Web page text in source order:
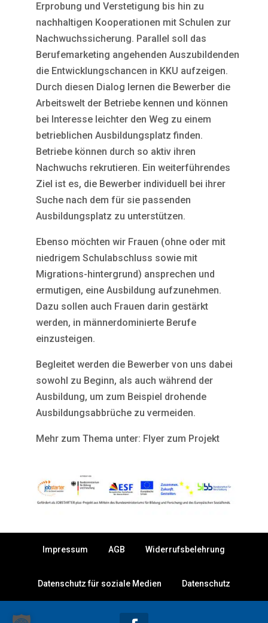
Erprobung und Verstetigung bis hin zu
nachhaltigen Kooperationen mit Schulen zur
Nachwuchssicherung. Parallel soll das
Berufemarketing angehenden Auszubildenden
die Entwicklungschancen in KKU aufzeigen.
Durch diesen Dialog lernen die Bewerber die
Arbeitswelt der Betriebe kennen und können
bei Interesse leichter den Weg zu einem
betrieblichen Ausbildungsplatz finden.
Betriebe können durch so aktiv ihren
Nachwuchs rekrutieren. Ein weiterführendes
Ziel ist es, die Bewerber individuell bei ihrer
Suche nach dem für sie passenden
Ausbildungsplatz zu unterstützen.
Ebenso möchten wir Frauen (ohne oder mit
niedrigem Schulabschluss sowie mit
Migrations-hintergrund) ansprechen und
ermutigen, eine Ausbildung aufzunehmen.
Dazu sollen auch Frauen darin gestärkt
werden, in männerdominierte Berufe
einzusteigen.
Begleitet werden die Bewerber von uns dabei
sowohl zu Beginn, als auch während der
Ausbildung, um zum Beispiel drohende
Ausbildungsabbrüche zu vermeiden.
Mehr zum Thema unter: Flyer zum Projekt
Impressum AGB Widerrufsbelehrung
Datenschutz für soziale Medien Datenschutz